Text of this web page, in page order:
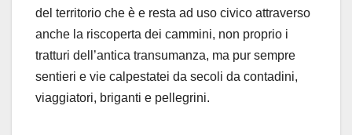
del territorio che è e resta ad uso civico attraverso
anche la riscoperta dei cammini, non proprio i
tratturi dell’antica transumanza, ma pur sempre
sentieri e vie calpestatei da secoli da contadini,
viaggiatori, briganti e pellegrini.